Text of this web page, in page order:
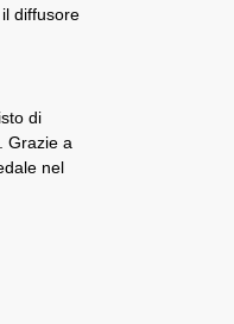
diffusore
di
Grazie a
nel